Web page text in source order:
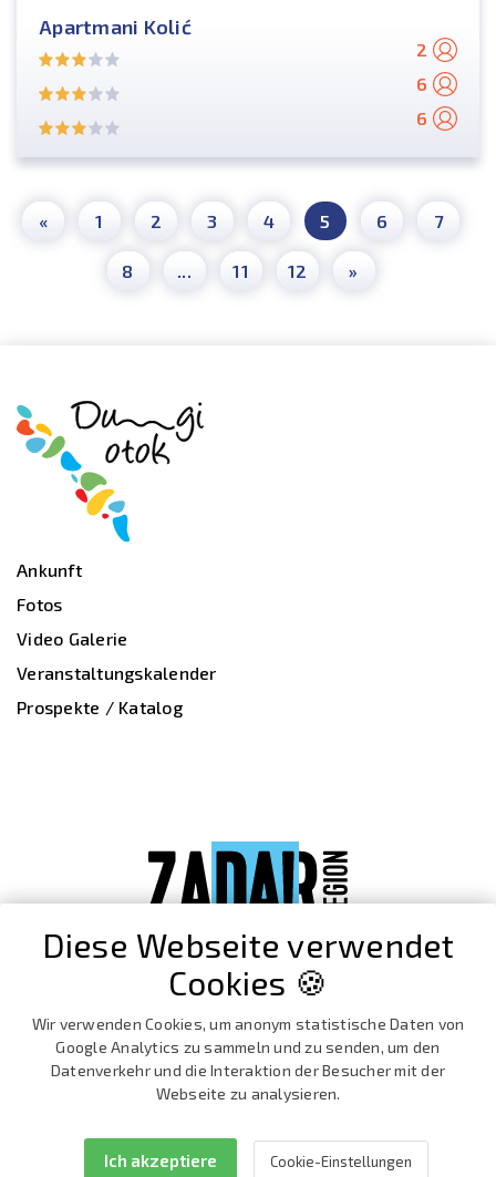
Apartmani Kolić
2
6
6
« 1 2 3 4 5 6 7
8 ... 11 12 »
Ankunft
Fotos
Video Galerie
Veranstaltungskalender
Prospekte / Katalog
Diese Webseite verwendet
Cookies 🍪
Wir verwenden Cookies, um anonym statistische Daten von
Google Analytics zu sammeln und zu senden, um den
Datenverkehr und die Interaktion der Besucher mit der
Webseite zu analysieren.
Ich akzeptiere Cookie-Einstellungen